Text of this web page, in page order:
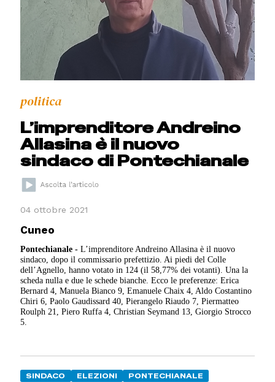
politica
L’imprenditore Andreino
Allasina è il nuovo
sindaco di Pontechianale
04 ottobre 2021
Cuneo
Pontechianale - L’imprenditore Andreino Allasina è il nuovo
sindaco, dopo il commissario prefettizio. Ai piedi del Colle
dell’Agnello, hanno votato in 124 (il 58,77% dei votanti). Una la
scheda nulla e due le schede bianche. Ecco le preferenze: Erica
Bernard 4, Manuela Bianco 9, Emanuele Chaix 4, Aldo Costantino
Chiri 6, Paolo Gaudissard 40, Pierangelo Riaudo 7, Piermatteo
Roulph 21, Piero Ruffa 4, Christian Seymand 13, Giorgio Strocco
5.
SINDACO ELEZIONI PONTECHIANALE